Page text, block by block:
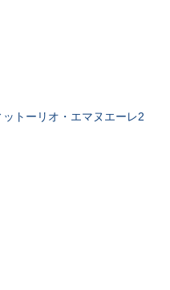
トーリオ・エマヌエーレ2